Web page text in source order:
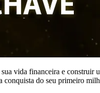
vida financeira e construir
do seu primeiro